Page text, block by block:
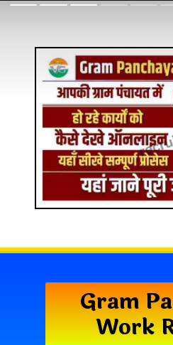
Gram
Work